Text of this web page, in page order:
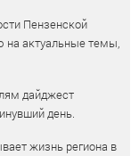
Пензенской
на актуальные темы,
дайджест
день.
жизнь региона в